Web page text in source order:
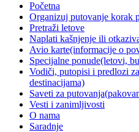
Početna
Organizuj putovanje korak
Pretraži letove
Naplati kašnjenje ili
Avio karte(informacije o
Specijalne ponude(letovi,
Vodiči, putopisi i predlozi
destinacijama)
Saveti za putovanja
Vesti i zanimljivosti
O nama
Saradnje